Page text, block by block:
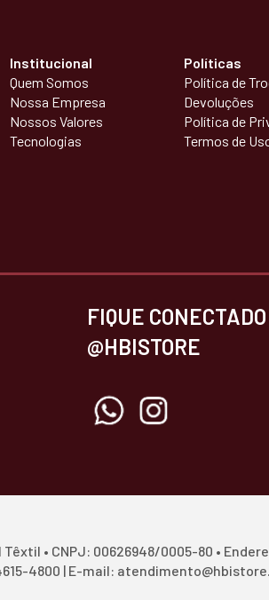
Institucional
Quem Somos
Nossa Empresa
Nossos Valores
Tecnologias
Políticas
Política de
Devoluções
Política de
Termos de
FIQUE CONECTADO
@HBISTORE
Têxtil • CNPJ: 00626948/0005-80 •
4800 | E-mail: